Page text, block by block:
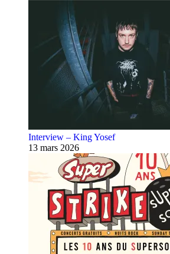
Interview – King Yosef
13 mars 2026